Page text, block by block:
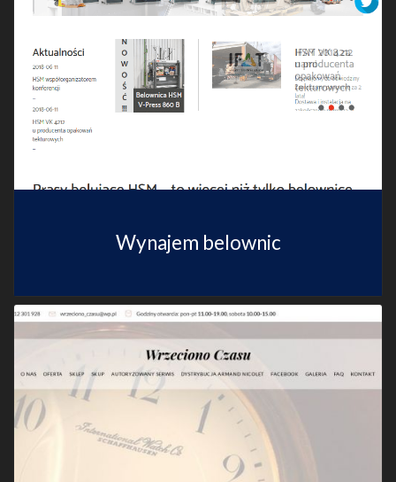
Wynajem belownic